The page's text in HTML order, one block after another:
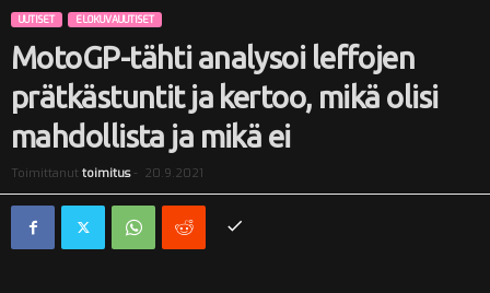
UUTISET ELOKUVAUUTISET
MotoGP-tähti analysoi leffojen
prätkästuntit ja kertoo, mikä olisi
mahdollista ja mikä ei
Toimittanut toimitus- 20.9.2021